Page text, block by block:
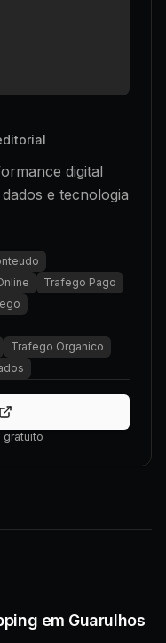
digital
e tecnologia
Trafego Pago
Trafego Organico
gratuito
em Guarulhos